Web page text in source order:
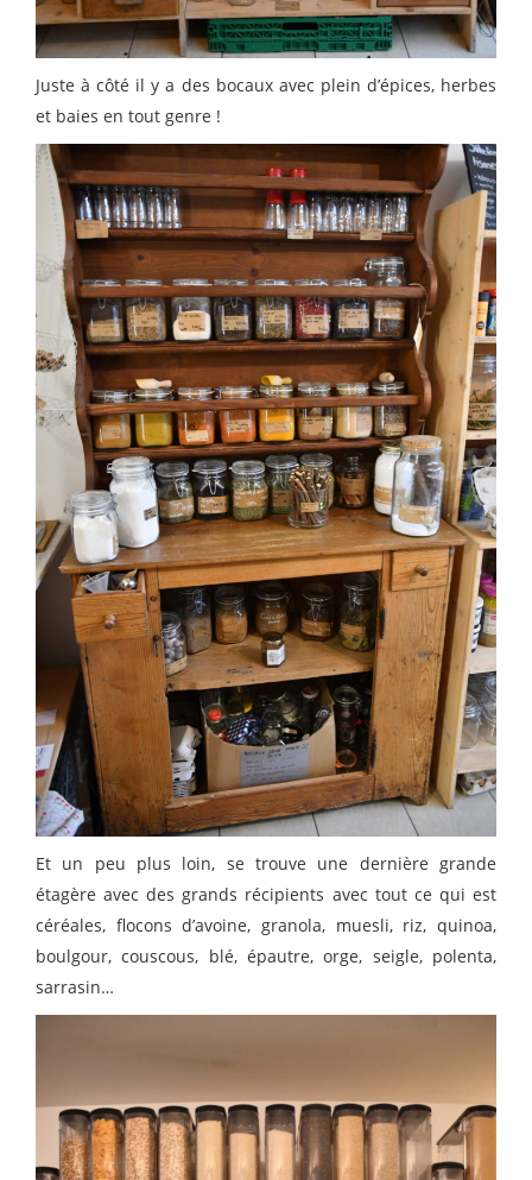
Juste à côté il y a des bocaux avec plein d’épices, herbes
et baies en tout genre !
Et un peu plus loin, se trouve une dernière grande
étagère avec des grands récipients avec tout ce qui est
céréales, flocons d’avoine, granola, muesli, riz, quinoa,
boulgour, couscous, blé, épautre, orge, seigle, polenta,
sarrasin…